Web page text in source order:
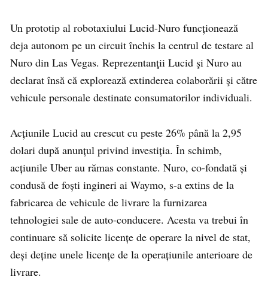
Un prototip al robotaxiului Lucid-Nuro funcționează
deja autonom pe un circuit închis la centrul de testare al
Nuro din Las Vegas. Reprezentanţii Lucid şi Nuro au
declarat însă că explorează extinderea colaborării şi către
vehicule personale destinate consumatorilor individuali.
Acțiunile Lucid au crescut cu peste 26% până la 2,95
dolari după anunțul privind investiția. În schimb,
acțiunile Uber au rămas constante. Nuro, co-fondată și
condusă de foști ingineri ai Waymo, s-a extins de la
fabricarea de vehicule de livrare la furnizarea
tehnologiei sale de auto-conducere. Acesta va trebui în
continuare să solicite licențe de operare la nivel de stat,
deși deține unele licențe de la operațiunile anterioare de
livrare.